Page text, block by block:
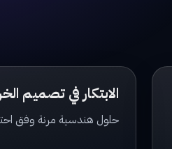
الابتكار في تصميم
حلول هندسية مرنة وفق